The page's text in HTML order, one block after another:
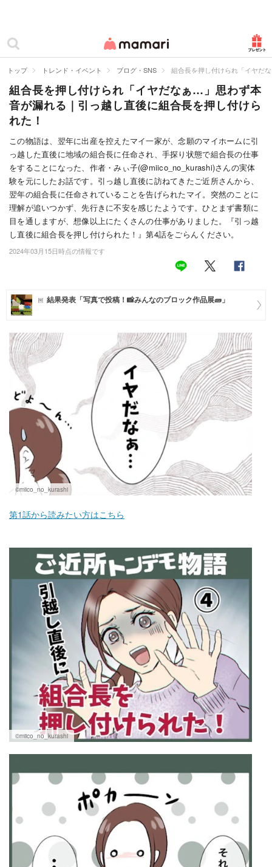
ママリ
カテゴリー一覧
妊娠
出産
赤ちゃん・育児
子育て・家族
病院
美容・ファッション
お仕事
マネー
トレンド・イベント
トップ トレンド・イベント ブログ・SNS 組合長を押し付けられ「イヤだ
組合長を押し付けられ「イヤだなぁ…」思わず本
音が漏れる｜引っ越し直後に組合長を押し付けら
れた！
この物語は、翌年に出産を控えたマイ一家が、念願のマイホームに引
っ越した直後に地域の組合長に任命され、手探り状態で組合長の仕事
をすることになった、作者・みぃ子(@miico_no_kurashi)さんの実体
験を元にしたお話です。引っ越し直後に訪ねてきたご近所さんから、
翌年の組合長に任命されていることを告げられたマイ。突然のことに
理解が追いつかず、先行きに不安を感じたようです。ひとまず書類に
目を通しますが、想像以上にたくさんの仕事がありました。『引っ越
し直後に組合長を押し付けられた！』第4話をごらんください。
2024年03月15日時点の情報です
結果発表「写真で投稿！📸みんなのブロック作品展🧱」
©miico_no_kurashi
第1話から読みたい方はこちら
©miico_no_kurashi